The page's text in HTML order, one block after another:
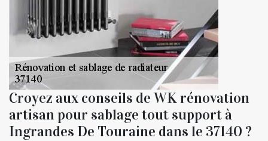
Croyez aux conseils de WK rénovation
artisan pour sablage tout support à
Ingrandes De Touraine dans le 37140 ?